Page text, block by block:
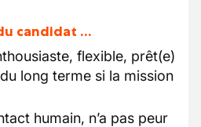
candidat …
flexible, prêt(e)
long terme si la mission
humain, n’a pas peur